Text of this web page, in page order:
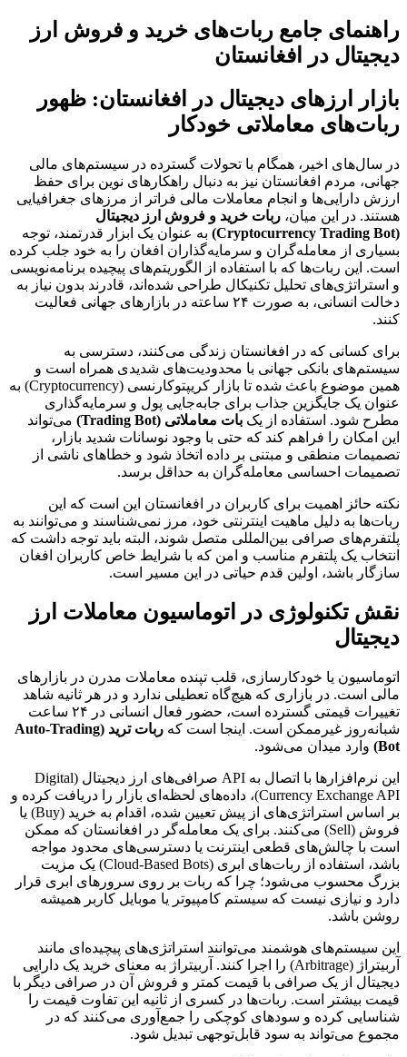
راهنمای جامع ربات‌های خرید و فروش ارز
دیجیتال در افغانستان
بازار ارزهای دیجیتال در افغانستان: ظهور
ربات‌های معاملاتی خودکار
در سال‌های اخیر، همگام با تحولات گسترده در سیستم‌های مالی
جهانی، مردم افغانستان نیز به دنبال راهکارهای نوین برای حفظ
ارزش دارایی‌ها و انجام معاملات مالی فراتر از مرزهای جغرافیایی
هستند. در این میان، ربات خرید و فروش ارز دیجیتال
(Cryptocurrency Trading Bot)
به عنوان یک ابزار قدرتمند، توجه
بسیاری از معامله‌گران و سرمایه‌گذاران افغان را به خود جلب کرده
است. این ربات‌ها که با استفاده از الگوریتم‌های پیچیده برنامه‌نویسی
و استراتژی‌های تحلیل تکنیکال طراحی شده‌اند، قادرند بدون نیاز به
دخالت انسانی، به صورت ۲۴ ساعته در بازارهای جهانی فعالیت
کنند.
برای کسانی که در افغانستان زندگی می‌کنند، دسترسی به
سیستم‌های بانکی جهانی با محدودیت‌های شدیدی همراه است و
همین موضوع باعث شده تا بازار کریپتوکارنسی (Cryptocurrency) به
عنوان یک جایگزین جذاب برای جابه‌جایی پول و سرمایه‌گذاری
مطرح شود. استفاده از یک بات معاملاتی (Trading Bot)
می‌تواند
این امکان را فراهم کند که حتی با وجود نوسانات شدید بازار،
تصمیمات منطقی و مبتنی بر داده اتخاذ شود و خطاهای ناشی از
تصمیمات احساسی معامله‌گران به حداقل برسد.
نکته حائز اهمیت برای کاربران در افغانستان این است که این
ربات‌ها به دلیل ماهیت اینترنتی خود، مرز نمی‌شناسند و می‌توانند به
پلتفرم‌های صرافی بین‌المللی متصل شوند، البته باید توجه داشت که
انتخاب یک پلتفرم مناسب و امن که با شرایط خاص کاربران افغان
سازگار باشد، اولین قدم حیاتی در این مسیر است.
نقش تکنولوژی در اتوماسیون معاملات ارز
دیجیتال
اتوماسیون یا خودکارسازی، قلب تپنده معاملات مدرن در بازارهای
مالی است. در بازاری که هیچ‌گاه تعطیلی ندارد و در هر ثانیه شاهد
تغییرات قیمتی گسترده است، حضور فعال انسانی در ۲۴ ساعت
شبانه‌روز غیرممکن است. اینجا است که
ربات ترید (Auto-Trading
Bot) وارد میدان می‌شود.
این نرم‌افزارها با اتصال به API صرافی‌های ارز دیجیتال (Digital
Currency Exchange API)، داده‌های لحظه‌ای بازار را دریافت کرده و
بر اساس استراتژی‌های از پیش تعیین شده، اقدام به خرید (Buy) یا
فروش (Sell) می‌کنند. برای یک معامله‌گر در افغانستان که ممکن
است با چالش‌های قطعی اینترنت یا دسترسی‌های محدود مواجه
باشد، استفاده از ربات‌های ابری (Cloud-Based Bots) یک مزیت
بزرگ محسوب می‌شود؛ چرا که ربات بر روی سرورهای ابری قرار
دارد و نیازی نیست که سیستم کامپیوتر یا موبایل کاربر همیشه
روشن باشد.
این سیستم‌های هوشمند می‌توانند استراتژی‌های پیچیده‌ای مانند
آربیتراژ (Arbitrage) را اجرا کنند. آربیتراژ به معنای خرید یک دارایی
دیجیتال از یک صرافی با قیمت کمتر و فروش آن در صرافی دیگر با
قیمت بیشتر است. ربات‌ها در کسری از ثانیه این تفاوت قیمت را
شناسایی کرده و سودهای کوچکی را جمع‌آوری می‌کنند که در
مجموع می‌تواند به سود قابل‌توجهی تبدیل شود.